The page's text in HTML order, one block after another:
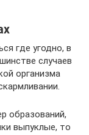
где угодно, в
случаев
организма
образований,
выпуклые, то